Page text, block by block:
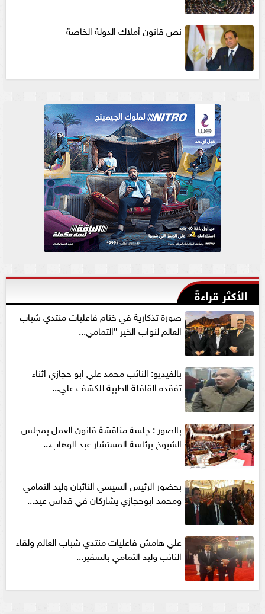
نص قانون أملاك الدولة الخاصة
الأكثر قراءةً
صورة تذكارية في ختام فاعليات منتدي شباب
العالم لنواب الخير ”التمامي...
بالفيديو: النائب محمد علي ابو حجازي اثناء
تفقده القافلة الطبية للكشف علي...
بالصور : جلسة مناقشة قانون العمل بمجلس
الشيوخ برئاسة المستشار عبد الوهاب...
بحضور الرئيس السيسي النائبان وليد التمامي
ومحمد ابوحجازي يشاركان في قداس عيد...
علي هامش فاعليات منتدي شباب العالم ولقاء
النائب وليد التمامي بالسفير...